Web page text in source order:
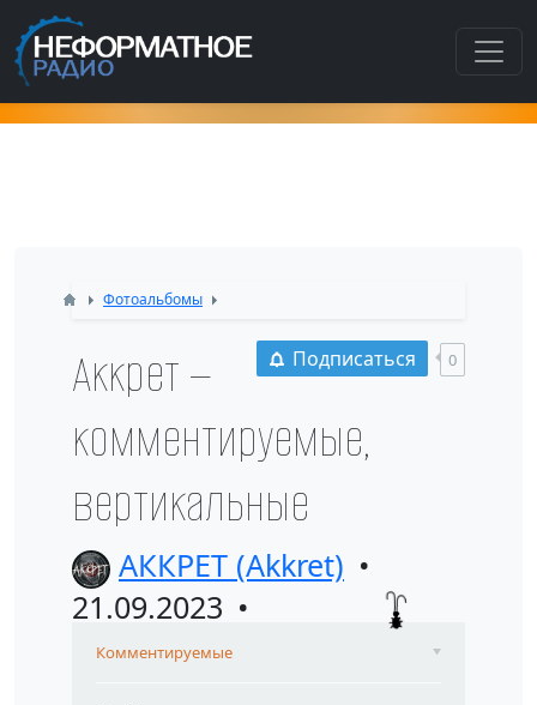
Как попасть в этот раздел???
Фотоальбомы
Подписаться 0
Аккрет —
комментируемые,
вертикальные
АККРЕТ (Akkret)
21.09.2023
Комментируемые